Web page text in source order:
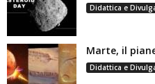
Didattica e
Marte, il
Didattica e